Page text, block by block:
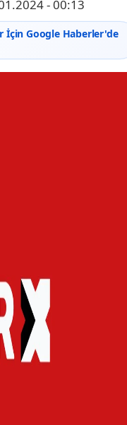
- 00:13
İçin Google Haberler'de